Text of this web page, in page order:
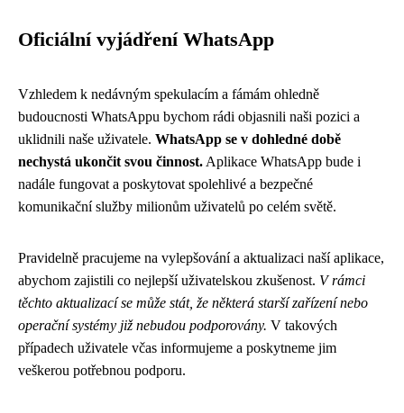
Oficiální vyjádření WhatsApp
Vzhledem k nedávným spekulacím a fámám ohledně
budoucnosti WhatsAppu bychom rádi objasnili naši pozici a
uklidnili naše uživatele. WhatsApp se v dohledné době
nechystá ukončit svou činnost. Aplikace WhatsApp bude i
nadále fungovat a poskytovat spolehlivé a bezpečné
komunikační služby milionům uživatelů po celém světě.
Pravidelně pracujeme na vylepšování a aktualizaci naší aplikace,
abychom zajistili co nejlepší uživatelskou zkušenost. V rámci
těchto aktualizací se může stát, že některá starší zařízení nebo
operační systémy již nebudou podporovány. V takových
případech uživatele včas informujeme a poskytneme jim
veškerou potřebnou podporu.